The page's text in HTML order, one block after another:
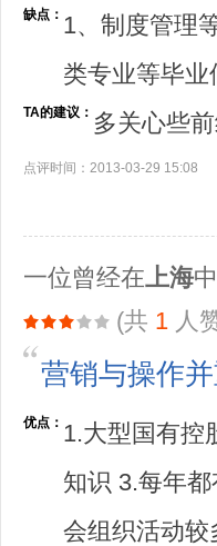
缺点： 1、制度管理
类专业等毕业
TA的建议： 多关心些
点评时间：2013-03-29 15:08
一位曾经在上海
(共 1 人
营销与操作
优点： 1.大型国有控
知识 3.每年
会组织活动较